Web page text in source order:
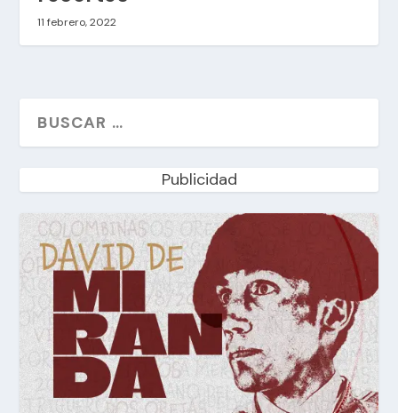
11 febrero, 2022
Publicidad